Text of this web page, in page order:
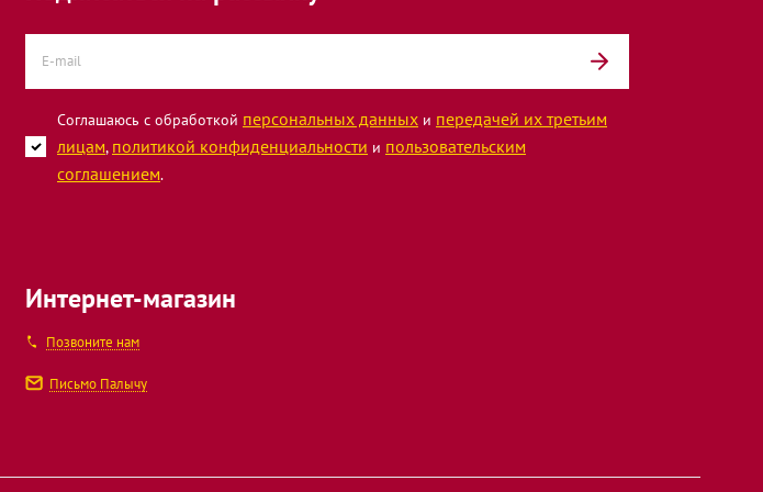
Соглашаюсь с обработкой персональных данных и передачей их третьим
лицам, политикой конфиденциальности и пользовательским
соглашением.
Интернет-магазин
Позвоните нам
Письмо Палычу